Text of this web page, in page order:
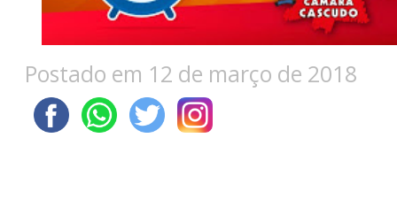
Postado em 12 de março de 2018